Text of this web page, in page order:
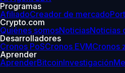
Programas
AfiliadoCreador de mercado
Crypto.com
Quiénes somosNoticiasNoticias
Desarrolladores
Cronos PoSCronos EVMCronos
Aprender
AprenderBitcoinInvestigación